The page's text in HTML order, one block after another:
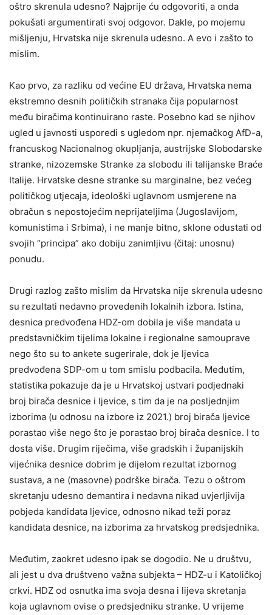
oštro skrenula udesno? Najprije ću odgovoriti, a onda
pokušati argumentirati svoj odgovor. Dakle, po mojemu
mišljenju, Hrvatska nije skrenula udesno. A evo i zašto to
mislim.
Kao prvo, za razliku od većine EU država, Hrvatska nema
ekstremno desnih političkih stranaka čija popularnost
među biračima kontinuirano raste. Posebno kad se njihov
ugled u javnosti usporedi s ugledom npr. njemačkog AfD-a,
francuskog Nacionalnog okupljanja, austrijske Slobodarske
stranke, nizozemske Stranke za slobodu ili talijanske Braće
Italije. Hrvatske desne stranke su marginalne, bez većeg
političkog utjecaja, ideološki uglavnom usmjerene na
obračun s nepostojećim neprijateljima (Jugoslavijom,
komunistima i Srbima), i ne manje bitno, sklone odustati od
svojih “principa” ako dobiju zanimljivu (čitaj: unosnu)
ponudu.
Drugi razlog zašto mislim da Hrvatska nije skrenula udesno
su rezultati nedavno provedenih lokalnih izbora. Istina,
desnica predvođena HDZ-om dobila je više mandata u
predstavničkim tijelima lokalne i regionalne samouprave
nego što su to ankete sugerirale, dok je ljevica
predvođena SDP-om u tom smislu podbacila. Međutim,
statistika pokazuje da je u Hrvatskoj ustvari podjednaki
broj birača desnice i ljevice, s tim da je na posljednjim
izborima (u odnosu na izbore iz 2021.) broj birača ljevice
porastao više nego što je porastao broj birača desnice. I to
dosta više. Drugim riječima, više gradskih i županijskih
vijećnika desnice dobrim je dijelom rezultat izbornog
sustava, a ne (masovne) podrške birača. Tezu o oštrom
skretanju udesno demantira i nedavna nikad uvjerljivija
pobjeda kandidata ljevice, odnosno nikad teži poraz
kandidata desnice, na izborima za hrvatskog predsjednika.
Međutim, zaokret udesno ipak se dogodio. Ne u društvu,
ali jest u dva društveno važna subjekta – HDZ-u i Katoličkoj
crkvi. HDZ od osnutka ima svoja desna i lijeva skretanja
koja uglavnom ovise o predsjedniku stranke. U vrijeme